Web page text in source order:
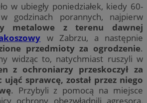
w ubiegły poniedziałek, kiedy 60-
godzinach porannych, najpierw
metalowe z terenu dawnej
w Zabrzu, a następnie
przedmioty za ogrodzenie.
widząc to, natychmiast ruszyli w
z ochroniarzy przeskoczył za
ująć sprawcę, został przez niego
. Przybyli z pomocą na miejsce